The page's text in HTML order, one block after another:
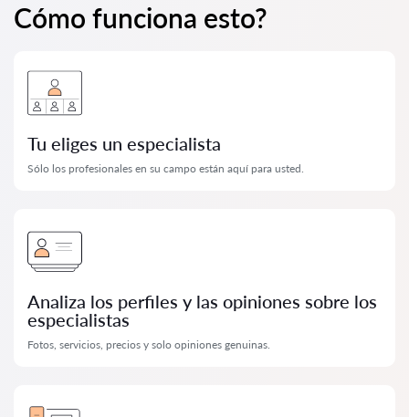
Cómo funciona esto?
Tu eliges un especialista
Sólo los profesionales en su campo están aquí para usted.
Analiza los perfiles y las opiniones sobre los
especialistas
Fotos, servicios, precios y solo opiniones genuinas.